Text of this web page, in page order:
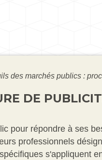
des marchés publics :
DE
pour répondre à ses
professionnels
s'appliquent